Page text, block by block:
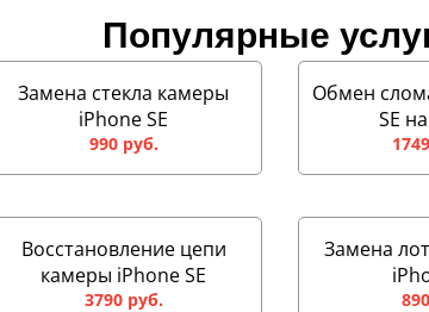
Популярные
Замена стекла камеры
iPhone SE
990 руб.
Обмен
SE
Восстановление цепи
камеры iPhone SE
3790 руб.
Замена